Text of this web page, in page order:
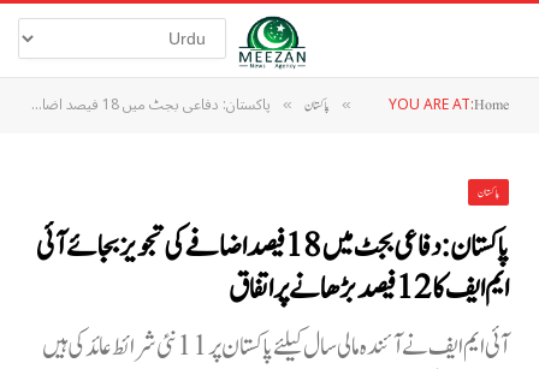
YOU ARE AT:Home
» پاکستان » پاکستان: دفاعی بجٹ میں 18 فیصد اضافے کی تجویز بجائے آئی ایم ایف کا 12 فیصد بڑھانے پر اتفاق
پاکستان
پاکستان: دفاعی بجٹ میں 18 فیصد اضافے کی تجویز بجائے آئی
ایم ایف کا 12 فیصد بڑھانے پر اتفاق
آئی ایم ایف نے آئندہ مالی سال کیلئے پاکستان پر 11 نئی شرائط عائد کی ہیں